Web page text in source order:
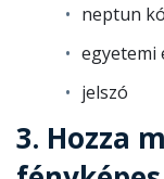
neptun
egyetemi
jelszó
3. Hozza